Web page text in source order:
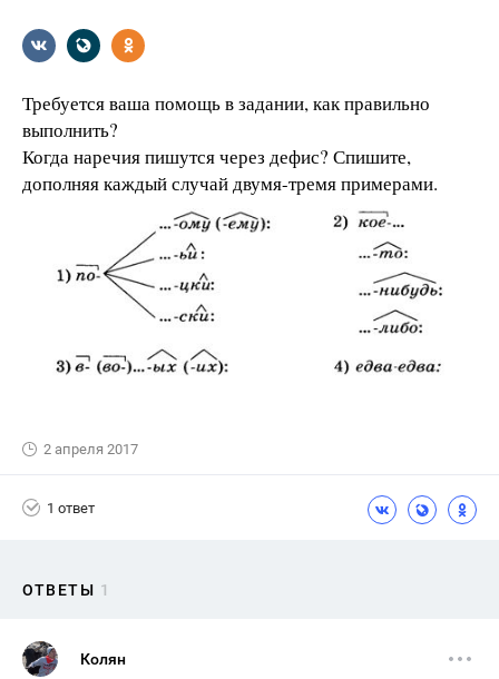
Требуется ваша помощь в задании, как правильно
выполнить?
Когда наречия пишутся через дефис? Спишите,
дополняя каждый случай двумя-тремя примерами.
2 апреля 2017
1 ответ
ОТВЕТЫ 1
Колян